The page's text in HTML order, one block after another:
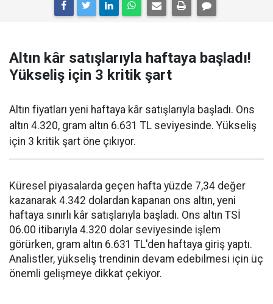
Altın kâr satışlarıyla haftaya başladı!
Yükseliş için 3 kritik şart
Altın fiyatları yeni haftaya kâr satışlarıyla başladı. Ons
altın 4.320, gram altın 6.631 TL seviyesinde. Yükseliş
için 3 kritik şart öne çıkıyor.
Küresel piyasalarda geçen hafta yüzde 7,34 değer
kazanarak 4.342 dolardan kapanan ons altın, yeni
haftaya sınırlı kâr satışlarıyla başladı. Ons altın TSİ
06.00 itibarıyla 4.320 dolar seviyesinde işlem
görürken, gram altın 6.631 TL'den haftaya giriş yaptı.
Analistler, yükseliş trendinin devam edebilmesi için üç
önemli gelişmeye dikkat çekiyor.